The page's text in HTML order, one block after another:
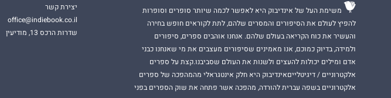
משימת העל של אינדיבוק היא לאפשר לכמה שיותר סופרים וסופרות
להפיץ לעולם את הסיפורים והמסרים שלהם, לתת לקוראים חופש בחירה
והעשיר את כוח הקריאה בעולם שלהם. אנחנו אוהבים ספרים, סיפורים
ולמידה, בדיוק כמוכם, אנו מאמינים שסיפורים מעצבים את מי שאנחנו כבני
אדם ומילים יכולות להעצים ולשנות את העולם שסביבנו.קצת על ספרים
אלקטרוניים / דיגיטלייםאינדיבוק היא חלק אינטגראלי מהמהפכה של ספרים
אלקטרוניים בשפה עברית להורדה, מהפכה אשר פתחה את שוק הספרים בפני
יצירת קשר
office@indiebook.co.il
שדרות הרכס 13, מודיעין